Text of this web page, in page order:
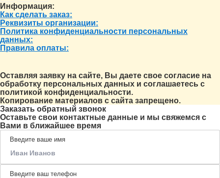
Информация:
Как сделать заказ:
Реквизиты организации:
Политика конфиденциальности персональных
данных:
Правила оплаты:
Оставляя заявку на сайте, Вы даете свое согласие на
обработку персональных данных и соглашаетесь c
политикой конфиденциальности.
Копирование материалов с сайта запрещено.
Заказать обратный звонок
Оставьте свои контактные данные и мы свяжемся с
Вами в ближайшее время
Введите ваше имя
Введите ваш телефон